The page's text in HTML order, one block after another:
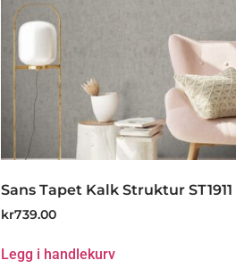
Sans Tapet Kalk Struktur ST1911
kr739.00
Legg i handlekurv